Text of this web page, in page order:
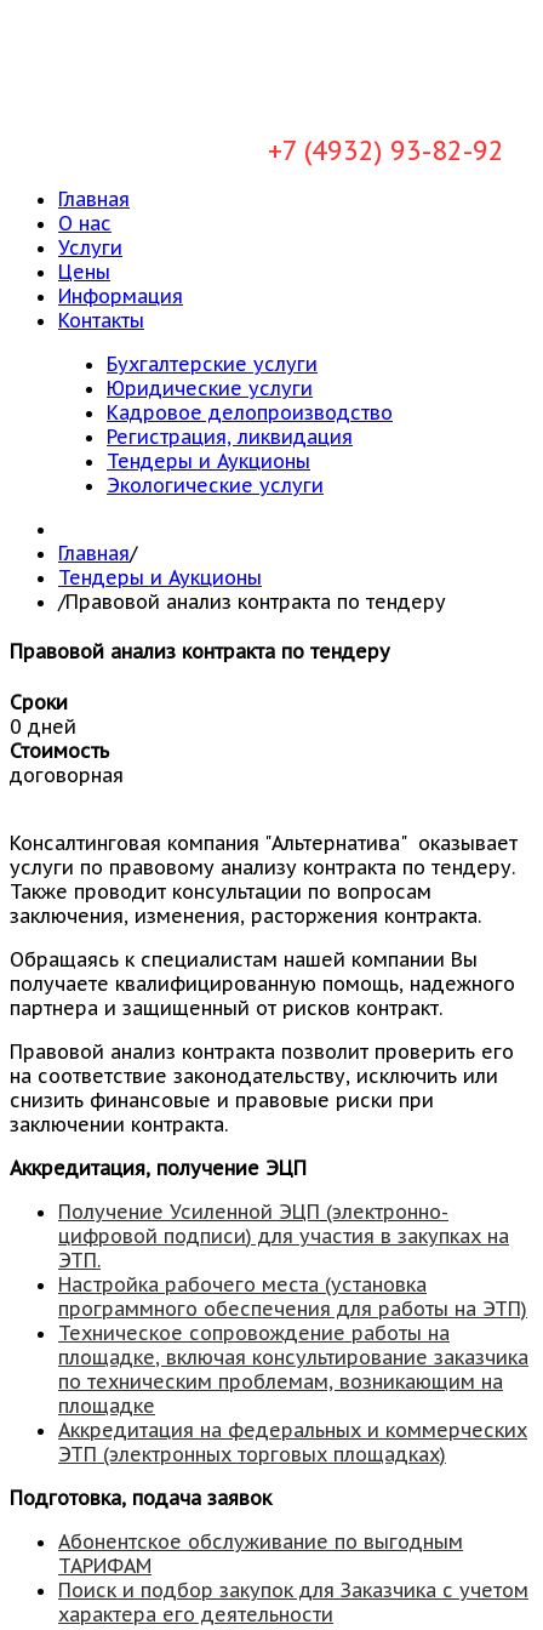
+7 (4932) 93-82-92
Главная
О нас
Услуги
Цены
Информация
Контакты
Бухгалтерские услуги
Юридические услуги
Кадровое делопроизводство
Регистрация, ликвидация
Тендеры и Аукционы
Экологические услуги
Главная/
Тендеры и Аукционы
/Правовой анализ контракта по тендеру
Правовой анализ контракта по тендеру
Сроки
0 дней
Стоимость
договорная
Консалтинговая компания "Альтернатива" оказывает
услуги по правовому анализу контракта по тендеру.
Также проводит консультации по вопросам
заключения, изменения, расторжения контракта.
Обращаясь к специалистам нашей компании Вы
получаете квалифицированную помощь, надежного
партнера и защищенный от рисков контракт.
Правовой анализ контракта позволит проверить его
на соответствие законодательству, исключить или
снизить финансовые и правовые риски при
заключении контракта.
Аккредитация, получение ЭЦП
Получение Усиленной ЭЦП (электронно-
цифровой подписи) для участия в закупках на
ЭТП.
Настройка рабочего места (установка
программного обеспечения для работы на ЭТП)
Техническое сопровождение работы на
площадке, включая консультирование заказчика
по техническим проблемам, возникающим на
площадке
Аккредитация на федеральных и коммерческих
ЭТП (электронных торговых площадках)
Подготовка, подача заявок
Абонентское обслуживание по выгодным
ТАРИФАМ
Поиск и подбор закупок для Заказчика с учетом
характера его деятельности